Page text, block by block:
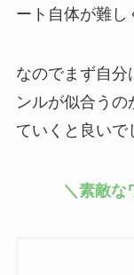
ート自体が難し
なのでまず自分
ンルが似合うの
ていくと良い
＼素敵な